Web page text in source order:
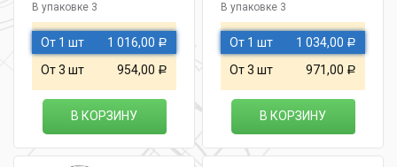
В упаковке 3
От 1 шт 1 016,00 Р
От 3 шт 954,00 Р
В КОРЗИНУ
В упаковке 3
От 1 шт 1 034,00 Р
От 3 шт 971,00 Р
В КОРЗИНУ